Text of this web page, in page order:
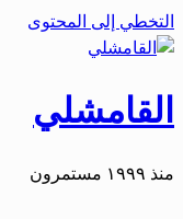
التخطي إلى المحتوى
القامشلي
منذ ١٩٩٩ مستمرون